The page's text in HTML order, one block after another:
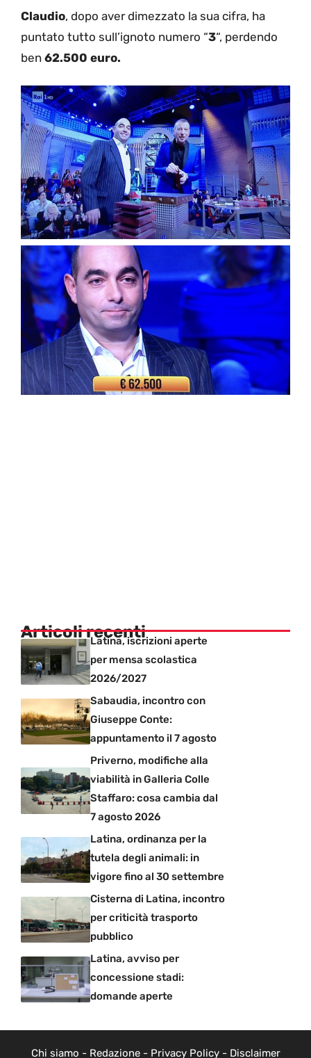
Claudio, dopo aver dimezzato la sua cifra, ha
puntato tutto sull’ignoto numero “3“, perdendo
ben 62.500 euro.
Articoli recentiLatina, iscrizioni aperte
per mensa scolastica
2026/2027
Sabaudia, incontro con
Giuseppe Conte:
appuntamento il 7 agosto
Priverno, modifiche alla
viabilità in Galleria Colle
Staffaro: cosa cambia dal
7 agosto 2026
Latina, ordinanza per la
tutela degli animali: in
vigore fino al 30 settembre
Cisterna di Latina, incontro
per criticità trasporto
pubblico
Latina, avviso per
concessione stadi:
domande aperte
Chi siamo - Redazione- Privacy Policy- Disclaimer